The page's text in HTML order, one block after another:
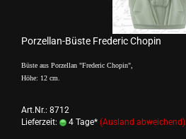
Porzellan-Büste Frederic Chopin
Büste aus Porzellan "Frederic Chopin",
Höhe: 12 cm.
Art.Nr.: 8712
Lieferzeit:
4 Tage* (Ausland abweichend)